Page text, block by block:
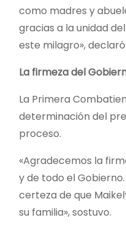
como madres y
gracias a la unidad
este milagro», declaró.
La firmeza del
La Primera
determinación del
proceso.
«Agradecemos la
y de todo el
certeza de que
su familia», sostuvo.